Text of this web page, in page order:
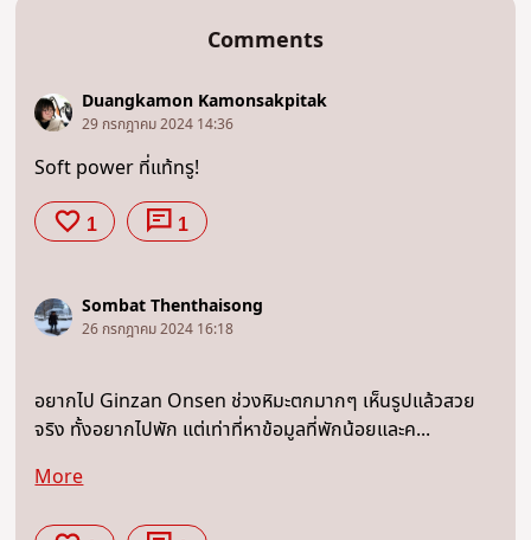
Comments
Duangkamon Kamonsakpitak
29 กรกฎาคม 2024 14:36
Soft power ที่แท้ทรู!
1 1
Sombat Thenthaisong
26 กรกฎาคม 2024 16:18
อยากไป Ginzan Onsen ช่วงหิมะตกมากๆ เห็นรูปแล้วสวย
จริง ทั้งอยากไปพัก แต่เท่าที่หาข้อมูลที่พักน้อยและค...
More